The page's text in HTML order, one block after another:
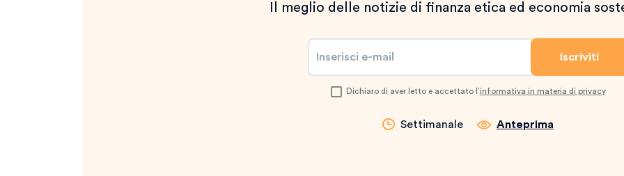
Il meglio delle notizie di finanza etica ed economia
Dichiaro di aver letto e accettato l’informativa in materia di privacy
Settimanale Anteprima